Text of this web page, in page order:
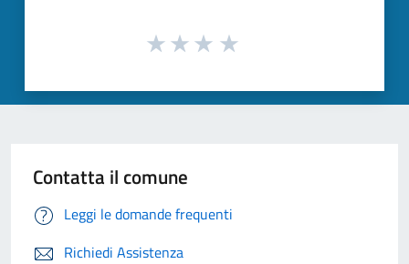
Contatta il comune
Leggi le domande frequenti
Richiedi Assistenza